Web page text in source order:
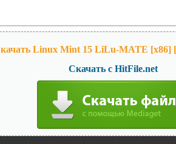
Linux Mint 15 LiLu-MATE [x86]
Скачать с HitFile.net